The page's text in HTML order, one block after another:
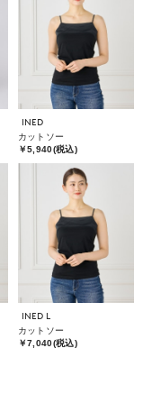
INED
カットソー
￥5,940(税込)
INED L
カットソー
￥7,040(税込)